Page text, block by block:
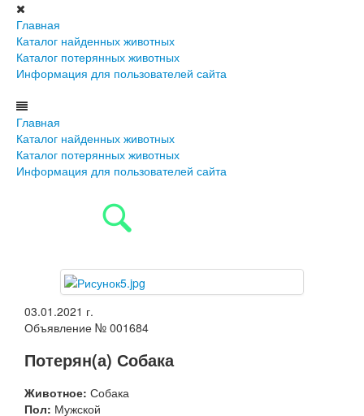
Главная
Каталог найденных животных
Каталог потерянных животных
Информация для пользователей сайта
Главная
Каталог найденных животных
Каталог потерянных животных
Информация для пользователей сайта
03.01.2021 г.
Объявление № 001684
Потерян(а) Собака
Животное: Собака
Пол: Мужской